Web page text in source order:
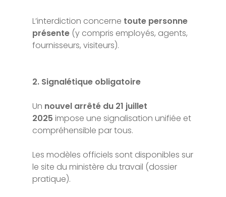
L’interdiction concerne toute personne
présente (y compris employés, agents,
fournisseurs, visiteurs).
2. Signalétique obligatoire
Un nouvel arrêté du 21 juillet
2025 impose une signalisation unifiée et
compréhensible par tous.
Les modèles officiels sont disponibles sur
le site du ministère du travail (dossier
pratique).